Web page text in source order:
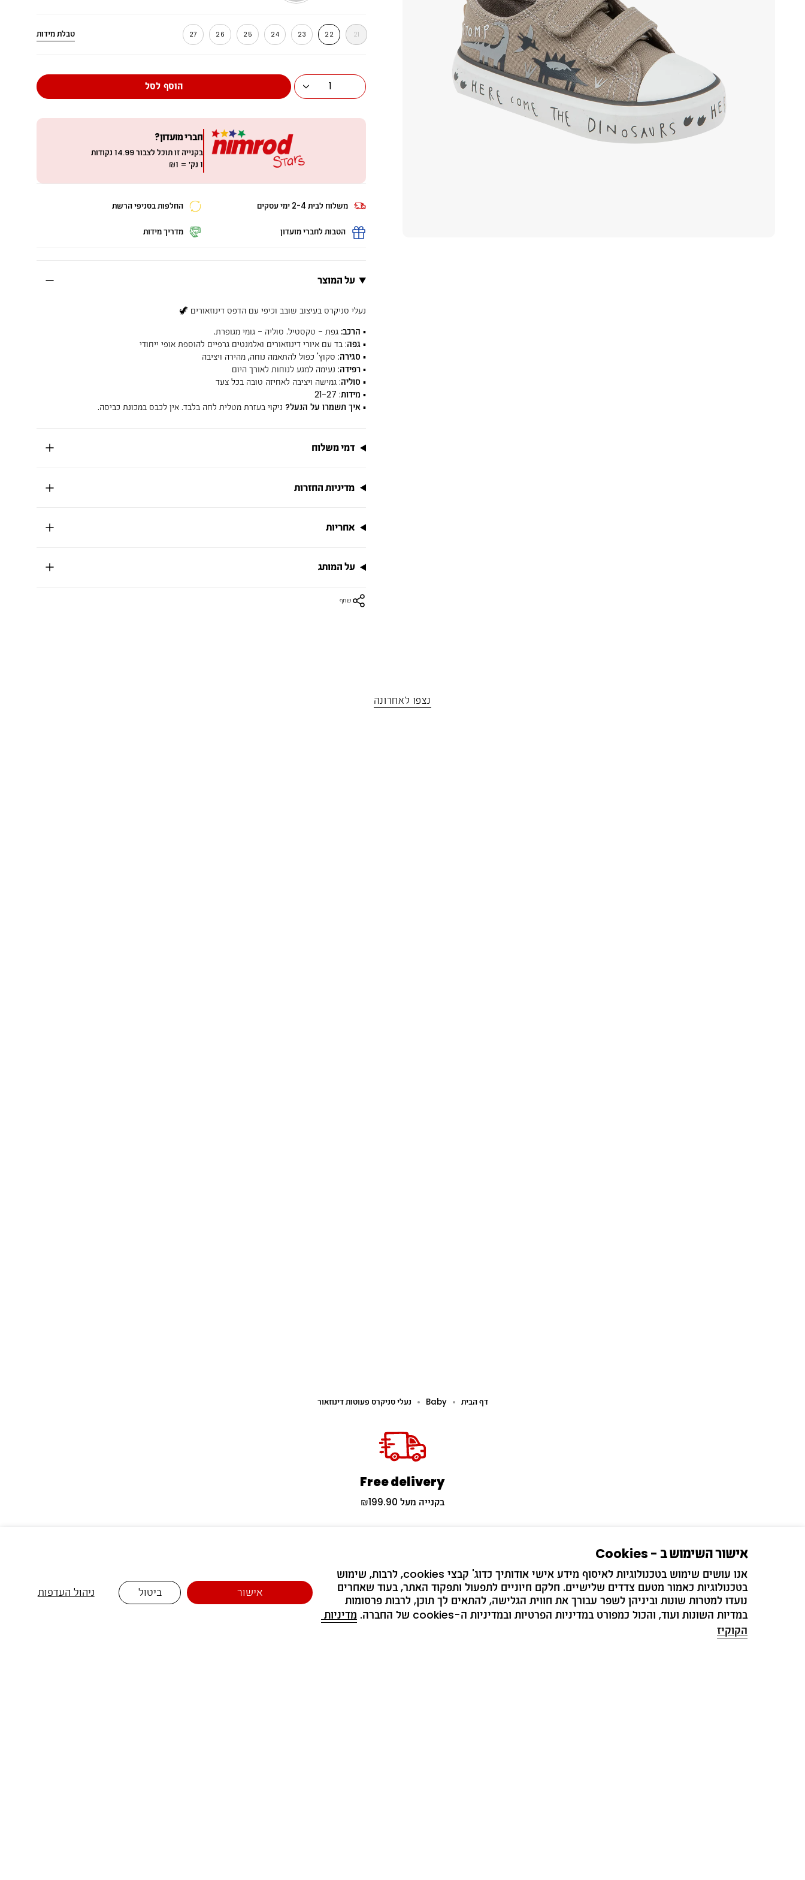
אישור השימוש ב - Cookies
אנו עושים שימוש בטכנולוגיות לאיסוף מידע אישי אודותיך כדוג' קבצי cookies, לרבות, שימוש
בטכנולוגיות כאמור מטעם צדדים שלישיים. חלקם חיוניים לתפעול ותפקוד האתר, בעוד שאחרים
נועדו למטרות שונות וביניהן לשפר עבורך את חווית הגלישה, להתאים לך תוכן, לרבות פרסומות
במדיות השונות ועוד, והכול כמפורט במדיניות הפרטיות ובמדיניות ה-cookies של החברה.
מדיניות
הקוקיז
ניהול העדפות אישור ביטול
מ
ד
טבלת מידות 21
22
23
24
25
26
27
1 הוסף לסל
חברי מועדון?
בקנייה זו תוכל לצבור14.99 נקודות
1 נק׳ = ₪1
משלוח לבית 2-4 ימי עסקים החלפות בסניפי הרשת
הטבות לחברי מועדון מדריך מידות
על המוצר
נעלי סניקרס בעיצוב שובב וכיפי עם הדפס דינוזאורים 🦖
▪ הרכב: גפת - טקסטיל. סוליה - גומי מגופרת.
▪ גפה: בד עם איורי דינוזאורים ואלמנטים גרפיים להוספת אופי ייחודי
▪ סגירה: סקוץ' כפול להתאמה נוחה, מהירה ויציבה
▪ רפידה: נעימה למגע לנוחות לאורך היום
▪ סוליה: גמישה ויציבה לאחיזה טובה בכל צעד
▪ מידות: 21-27
▪ איך תשמרו על הנעל? ניקוי בעזרת מטלית לחה בלבד. אין לכבס במכונת כביסה.
דמי משלוח
מדיניות החזרות
אחריות
על המותג
שתף
נצפו לאחרונה
דף הבית Baby נעלי סניקרס פעוטות דינוזאור
Free delivery
בקנייה מעל ₪199.90
נשארים בעניינים 🔔
הירשמו לדיוור שלנו 😉 ותהיו הראשונים לדעת על קולקציות חדשות, מבצעים והפתעות שוות במיוחד 📩
כל השדות המסומנים ב-* הם שדה חובה